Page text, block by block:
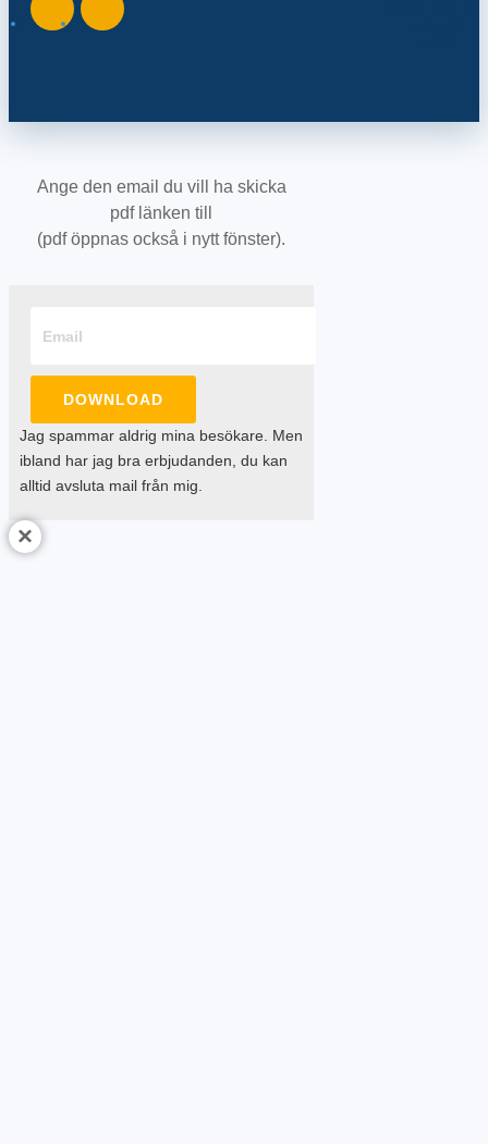
Ange den email du vill ha skicka
pdf länken till
(pdf öppnas också i nytt fönster).
DOWNLOAD
Jag spammar aldrig mina besökare. Men
ibland har jag bra erbjudanden, du kan
alltid avsluta mail från mig.
×